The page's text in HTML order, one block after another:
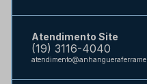
Atendimento Site
(19) 3116-4040